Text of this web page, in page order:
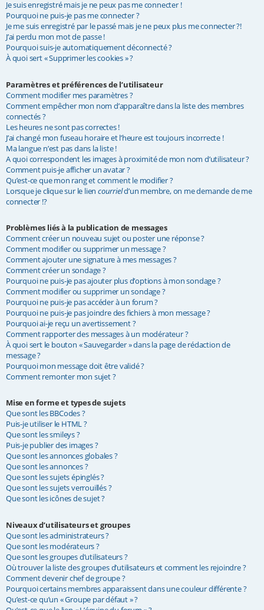
Je suis enregistré mais je ne peux pas me connecter !
Pourquoi ne puis-je pas me connecter ?
Je me suis enregistré par le passé mais je ne peux plus me connecter ?!
J’ai perdu mon mot de passe !
Pourquoi suis-je automatiquement déconnecté ?
À quoi sert « Supprimer les cookies » ?
Paramètres et préférences de l’utilisateur
Comment modifier mes paramètres ?
Comment empêcher mon nom d’apparaître dans la liste des membres
connectés ?
Les heures ne sont pas correctes !
J’ai changé mon fuseau horaire et l’heure est toujours incorrecte !
Ma langue n’est pas dans la liste !
A quoi correspondent les images à proximité de mon nom d’utilisateur ?
Comment puis-je afficher un avatar ?
Qu’est-ce que mon rang et comment le modifier ?
Lorsque je clique sur le lien courrield’un membre, on me demande de me
connecter !?
Problèmes liés à la publication de messages
Comment créer un nouveau sujet ou poster une réponse ?
Comment modifier ou supprimer un message ?
Comment ajouter une signature à mes messages ?
Comment créer un sondage ?
Pourquoi ne puis-je pas ajouter plus d’options à mon sondage ?
Comment modifier ou supprimer un sondage ?
Pourquoi ne puis-je pas accéder à un forum ?
Pourquoi ne puis-je pas joindre des fichiers à mon message ?
Pourquoi ai-je reçu un avertissement ?
Comment rapporter des messages à un modérateur ?
À quoi sert le bouton « Sauvegarder » dans la page de rédaction de
message ?
Pourquoi mon message doit être validé ?
Comment remonter mon sujet ?
Mise en forme et types de sujets
Que sont les BBCodes ?
Puis-je utiliser le HTML ?
Que sont les smileys ?
Puis-je publier des images ?
Que sont les annonces globales ?
Que sont les annonces ?
Que sont les sujets épinglés ?
Que sont les sujets verrouillés ?
Que sont les icônes de sujet ?
Niveaux d’utilisateurs et groupes
Que sont les administrateurs ?
Que sont les modérateurs ?
Que sont les groupes d’utilisateurs ?
Où trouver la liste des groupes d’utilisateurs et comment les rejoindre ?
Comment devenir chef de groupe ?
Pourquoi certains membres apparaissent dans une couleur différente ?
Qu’est-ce qu’un « Groupe par défaut » ?